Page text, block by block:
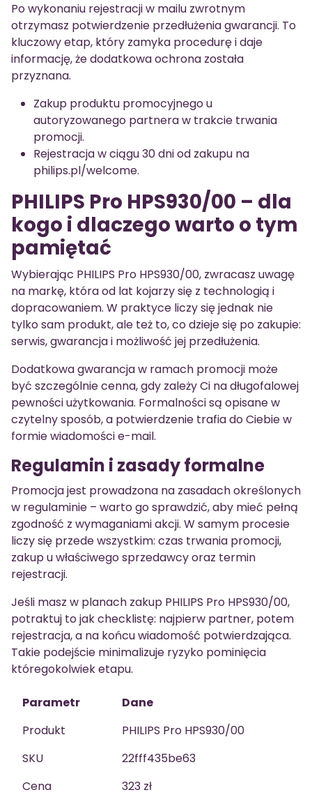
Po wykonaniu rejestracji w mailu zwrotnym
otrzymasz potwierdzenie przedłużenia gwarancji. To
kluczowy etap, który zamyka procedurę i daje
informację, że dodatkowa ochrona została
przyznana.
Zakup produktu promocyjnego u
autoryzowanego partnera w trakcie trwania
promocji.
Rejestracja w ciągu 30 dni od zakupu na
philips.pl/welcome.
PHILIPS Pro HPS930/00 – dla
kogo i dlaczego warto o tym
pamiętać
Wybierając PHILIPS Pro HPS930/00, zwracasz uwagę
na markę, która od lat kojarzy się z technologią i
dopracowaniem. W praktyce liczy się jednak nie
tylko sam produkt, ale też to, co dzieje się po zakupie:
serwis, gwarancja i możliwość jej przedłużenia.
Dodatkowa gwarancja w ramach promocji może
być szczególnie cenna, gdy zależy Ci na długofalowej
pewności użytkowania. Formalności są opisane w
czytelny sposób, a potwierdzenie trafia do Ciebie w
formie wiadomości e-mail.
Regulamin i zasady formalne
Promocja jest prowadzona na zasadach określonych
w regulaminie – warto go sprawdzić, aby mieć pełną
zgodność z wymaganiami akcji. W samym procesie
liczy się przede wszystkim: czas trwania promocji,
zakup u właściwego sprzedawcy oraz termin
rejestracji.
Jeśli masz w planach zakup PHILIPS Pro HPS930/00,
potraktuj to jak checklistę: najpierw partner, potem
rejestracja, a na końcu wiadomość potwierdzająca.
Takie podejście minimalizuje ryzyko pominięcia
któregokolwiek etapu.
Parametr
Dane
Produkt
PHILIPS Pro HPS930/00
SKU
22fff435be63
Cena
323 zł